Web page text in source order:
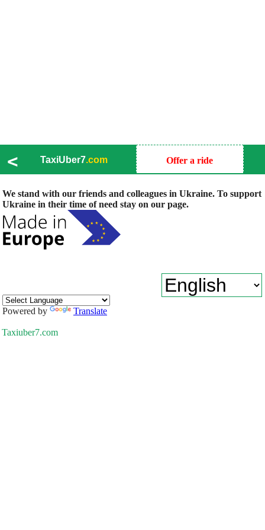
< TaxiUber7.com Offer a ride
We stand with our friends and colleagues in Ukraine. To support
Ukraine in their time of need stay on our page.
Powered by Translate
Taxiuber7.com